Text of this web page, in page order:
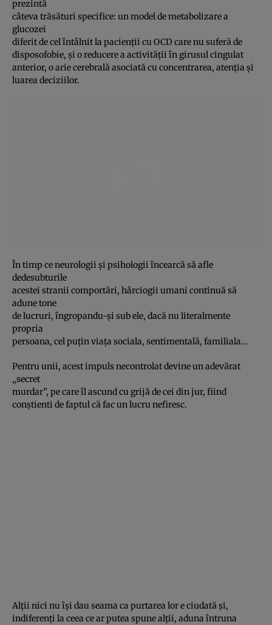
prezintă
câteva trăsături specifice: un model de metabolizare a
glucozei
diferit de cel întâlnit la pacienţii cu OCD care nu suferă de
disposofobie, şi o reducere a activităţii în girusul cingulat
anterior, o arie cerebrală asociată cu concentrarea, atenţia şi
luarea deciziilor.
În timp ce neurologii şi psihologii încearcă să afle
dedesubturile
acestei stranii comportări, hârciogii umani continuă să
adune tone
de lucruri, îngropandu-şi sub ele, dacă nu literalmente
propria
persoana, cel puţin viaţa sociala, sentimentală, familiala…
Pentru unii, acest impuls necontrolat devine un adevărat
„secret
murdar”, pe care îl ascund cu grijă de cei din jur, fiind
conştienti de faptul că fac un lucru nefiresc.
Alţii nici nu îşi dau seama ca purtarea lor e ciudată şi,
indiferenţi la ceea ce ar putea spune alţii, aduna întruna